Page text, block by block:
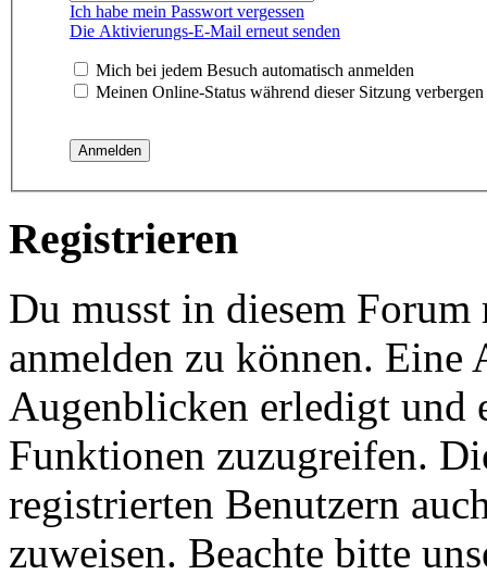
Ich habe mein Passwort vergessen
Die Aktivierungs-E-Mail erneut senden
Mich bei jedem Besuch automatisch anmelden
Meinen Online-Status während dieser Sitzung verbergen
Registrieren
Du musst in diesem
anmelden zu können.
Augenblicken erledigt und
Funktionen zuzugreifen.
registrierten Benutzern
zuweisen. Beachte bitte